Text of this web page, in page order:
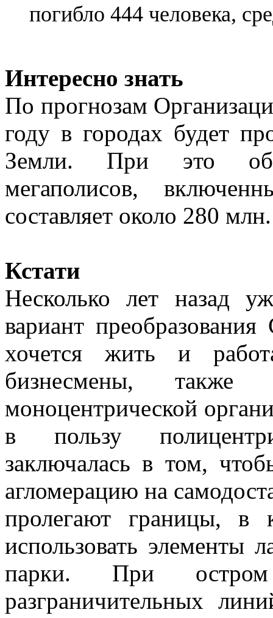
погибло 444 человека,
Интересно знать
По прогнозам
году в городах будет
Земли. При это
мегаполисов,
составляет около 280
Кстати
Несколько лет назад
вариант
хочется жить и
бизнесмены, также
моноцентрической
в пользу
заключалась в том,
агломерацию на
пролегают границы, в
использовать элементы
парки. При
разграничительных